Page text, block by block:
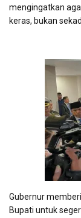
mengingatkan
keras, bukan
Gubernur
Bupati untuk